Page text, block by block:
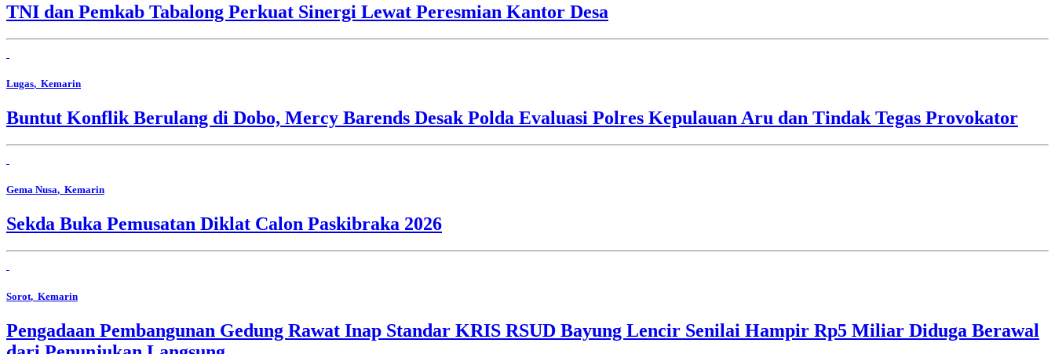
TNI dan Pemkab Tabalong Perkuat Sinergi Lewat Peresmian Kantor Desa
Lugas, Kemarin
Buntut Konflik Berulang di Dobo, Mercy Barends Desak Polda Evaluasi Polres Kepulauan Aru dan Tindak Tegas Provokator
Gema Nusa, Kemarin
Sekda Buka Pemusatan Diklat Calon Paskibraka 2026
Sorot, Kemarin
Pengadaan Pembangunan Gedung Rawat Inap Standar KRIS RSUD Bayung Lencir Senilai Hampir Rp5 Miliar Diduga Berawal